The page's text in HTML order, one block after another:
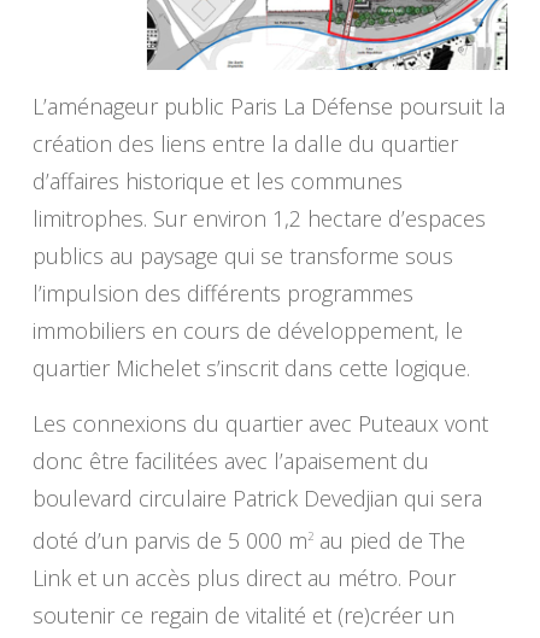
L’aménageur public Paris La Défense poursuit la
création des liens entre la dalle du quartier
d’affaires historique et les communes
limitrophes. Sur environ 1,2 hectare d’espaces
publics au paysage qui se transforme sous
l’impulsion des différents programmes
immobiliers en cours de développement, le
quartier Michelet s’inscrit dans cette logique.
Les connexions du quartier avec Puteaux vont
donc être facilitées avec l’apaisement du
boulevard circulaire Patrick Devedjian qui sera
doté d’un parvis de 5 000 m2au pied de The
Linket un accès plus direct au métro. Pour
soutenir ce regain de vitalité et (re)créer un